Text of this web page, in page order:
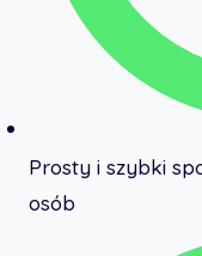
Prosty i szybki
osób